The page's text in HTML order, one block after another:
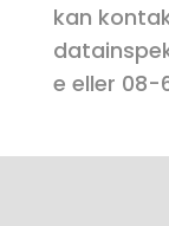
kan
e eller 08-